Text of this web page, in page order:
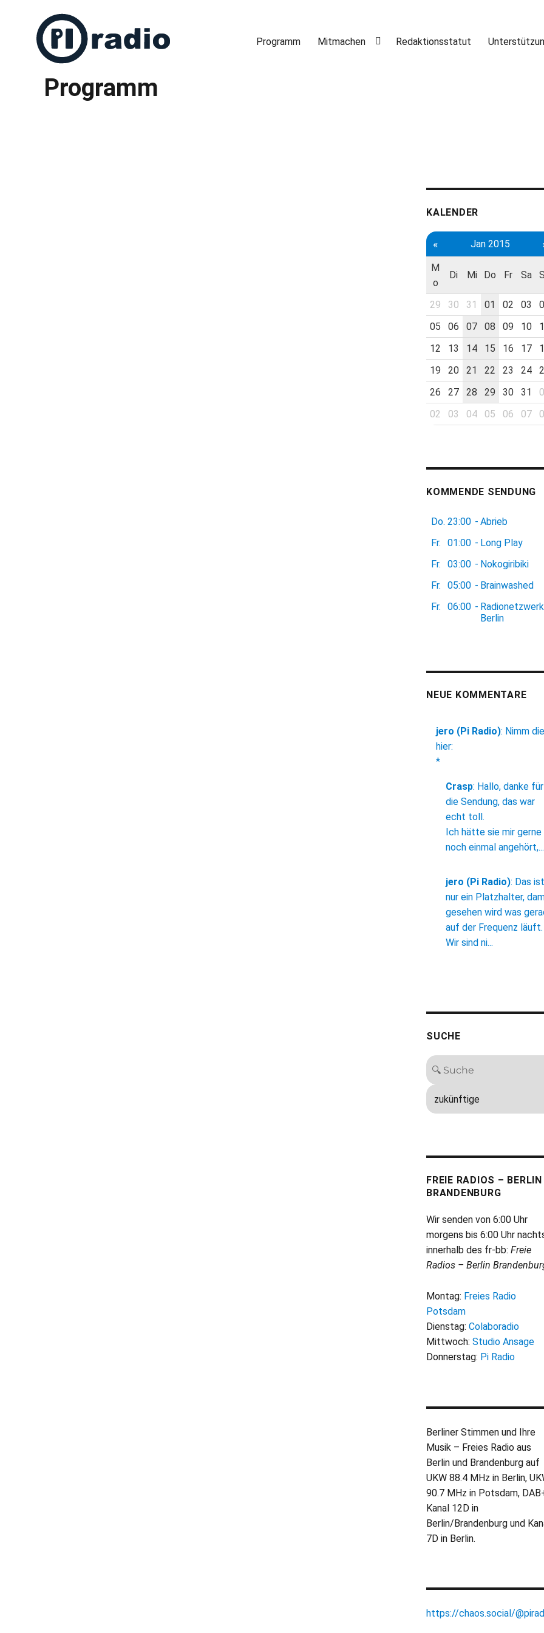
Freies Radio in Berlin
Programm Mitmachen Redaktionsstatut
Programm
KALENDER
« Jan 2015
M
o
Di Mi Do Fr Sa
29 30 31 01 02 03
05
06 07 08 09 10
12
13 14 15 16 17
19
20 21 22 23 24
26
27 28 29 30 31
02
03 04 05 06 07
KOMMENDE SENDUNG
Do. 23:00 - Abrieb
Fr.
01:00 - Long Play
Fr.
03:00 - Nokogiribiki
Fr.
05:00 - Brainwashed
Fr.
06:00 - Radionetzwerk
Berlin
NEUE KOMMENTARE
jero (Pi Radio): Nimm die
hier:
*
Crasp: Hallo, danke für
die Sendung, das war
echt toll.
Ich hätte sie mir gerne
noch einmal angehört,...
jero (Pi Radio): Das ist
nur ein Platzhalter,
gesehen wird was
auf der Frequenz läuft.
Wir sind ni...
SUCHE
FREIE RADIOS – BERLIN
BRANDENBURG
Wir senden von 6:00 Uhr
morgens bis 6:00 Uhr
innerhalb des fr-bb: Freie
Radios – Berlin
Montag: Freies Radio
Potsdam
Dienstag: Colaboradio
Mittwoch: Studio Ansage
Donnerstag: Pi Radio
Berliner Stimmen und Ihre
Musik – Freies Radio aus
Berlin und Brandenburg auf
UKW 88.4 MHz in Berlin,
90.7 MHz in Potsdam,
Kanal 12D in
Berlin/Brandenburg und
7D in Berlin.
https://chaos.social/